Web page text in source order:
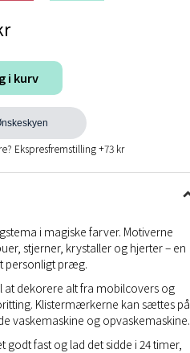
i kurv
Ekspresfremstilling +73 kr
i magiske farver. Motiverne
stjerner, krystaller og hjerter – en
personligt præg.
dekorere alt fra mobilcovers og
Klistermærkerne kan sættes på
vaskemaskine og opvaskemaskine.
fast og lad det sidde i 24 timer,